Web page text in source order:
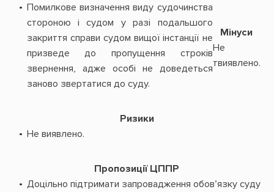
Помилкове визначення виду судочинства
стороною і судом у разі подальшого
закриття справи судом вищої інстанції не
призведе до пропущення строків
звернення, адже особі не доведеться
заново звертатися до суду.
Мінуси
Не
твиявлено.
Ризики
Не виявлено.
Пропозиції ЦППР
Доцільно підтримати запровадження обов’язку суду